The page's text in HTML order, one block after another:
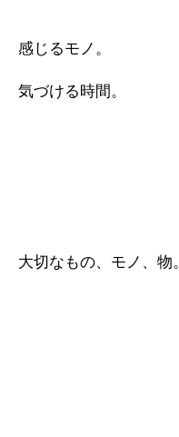
感じるモノ。
気づける時間。
大切なもの、モノ、物。